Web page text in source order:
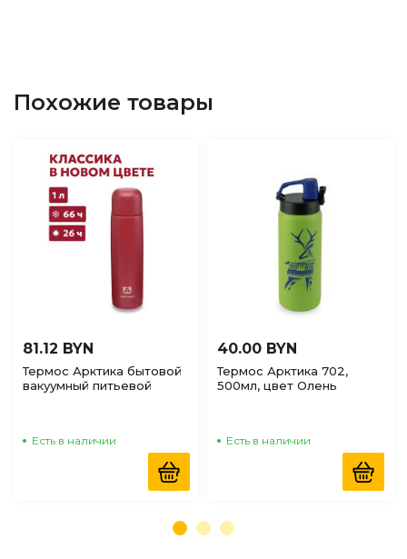
Похожие товары
81.12 BYN
Термос Арктика бытовой
вакуумный питьевой
Есть в наличии
40.00 BYN
Термос Арктика 702,
500мл, цвет Олень
Есть в наличии